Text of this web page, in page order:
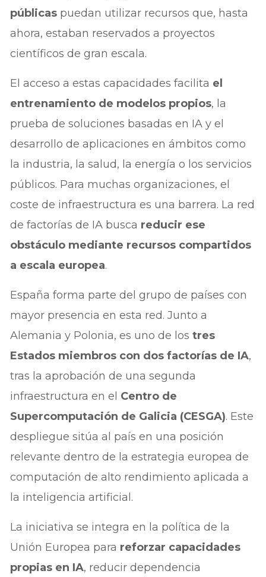
públicas puedan utilizar recursos que, hasta
ahora, estaban reservados a proyectos
científicos de gran escala.
El acceso a estas capacidades facilita el
entrenamiento de modelos propios, la
prueba de soluciones basadas en IA y el
desarrollo de aplicaciones en ámbitos como
la industria, la salud, la energía o los servicios
públicos. Para muchas organizaciones, el
coste de infraestructura es una barrera. La red
de factorías de IA busca reducir ese
obstáculo mediante recursos compartidos
a escala europea.
España forma parte del grupo de países con
mayor presencia en esta red. Junto a
Alemania y Polonia, es uno de lostres
Estados miembros con dos factorías de IA,
tras la aprobación de una segunda
infraestructura en el Centro de
Supercomputación de Galicia (CESGA). Este
despliegue sitúa al país en una posición
relevante dentro de la estrategia europea de
computación de alto rendimiento aplicada a
la inteligencia artificial.
La iniciativa se integra en la política de la
Unión Europea para reforzar capacidades
propias en IA, reducir dependencia